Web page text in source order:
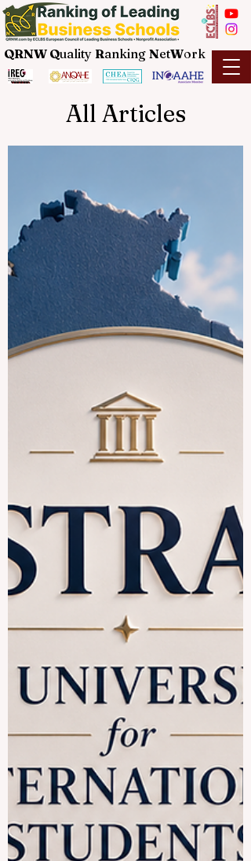
QRNW Quality Ranking NetWork
All Articles